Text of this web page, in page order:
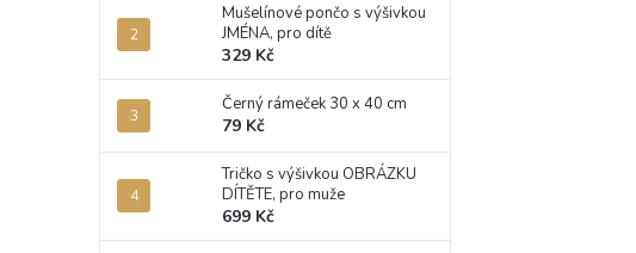
Mušelínové pončo s výšivkou
JMÉNA, pro dítě
329 Kč
Černý rámeček 30 x 40 cm
79 Kč
Tričko s výšivkou OBRÁZKU
DÍTĚTE, pro muže
699 Kč